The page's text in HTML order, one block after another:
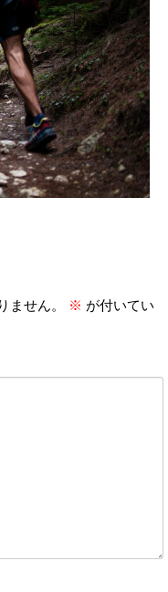
せん。 ※ が付いてい